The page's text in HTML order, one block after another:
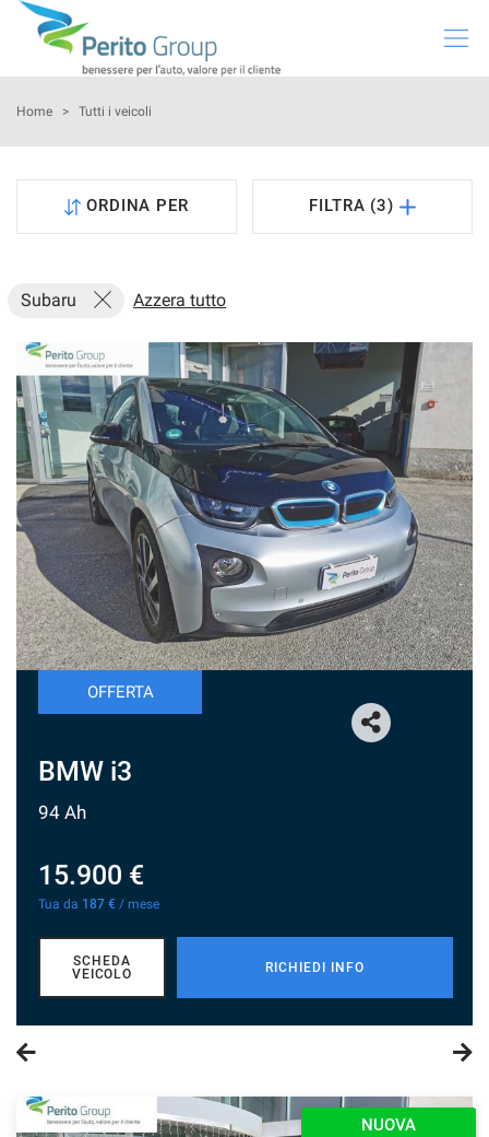
HOME
PRENOTA INTERVENTO
NOLEGGIO
GREEN SOLUTIONS
NEWS
CHI SIAMO
NUOVA SUBARU UNCHARTED
NEWS ED EVENTI
AREA COMMERCIANTI
Home > Tutti i veicoli
ORDINA PER FILTRA (3)
Subaru Azzera tutto
OFFERTA
BMW i3
94 Ah
15.900 €
Tua da 187 € / mese
SCHEDA
VEICOLO
RICHIEDI INFO
NUOVA